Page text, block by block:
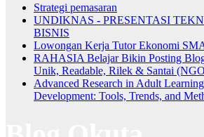
Strategi pemasaran
UNDIKNAS - PRESENTASI
BISNIS
Lowongan Kerja Tutor Ekonomi
RAHASIA Belajar Bikin Posting
Unik, Readable, Rilek & Santai
Advanced Research in Adult
Development: Tools, Trends, and